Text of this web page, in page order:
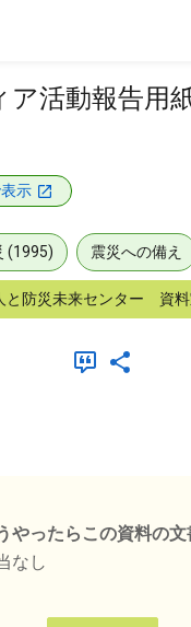
ア活動報告用
示
(1995) 震災への備え
と防災未来センター 資
やったらこの資料の文
なし